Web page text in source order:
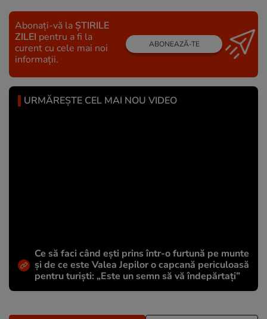
Abonați-vă la ȘTIRILE
ZILEI pentru a fi la
curent cu cele mai noi
informații.
ABONEAZĂ-TE
URMĂREȘTE CEL MAI NOU VIDEO
Ce să faci când ești prins într-o furtună pe munte
și de ce este Valea Jepilor o capcană periculoasă
pentru turiști: „Este un semn să vă îndepărtați”